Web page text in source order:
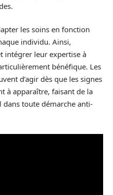
les soins en fonction
individu. Ainsi,
intégrer leur expertise à
bénéfique. Les
d’agir dès que les signes
à apparaître, faisant de la
toute démarche anti-